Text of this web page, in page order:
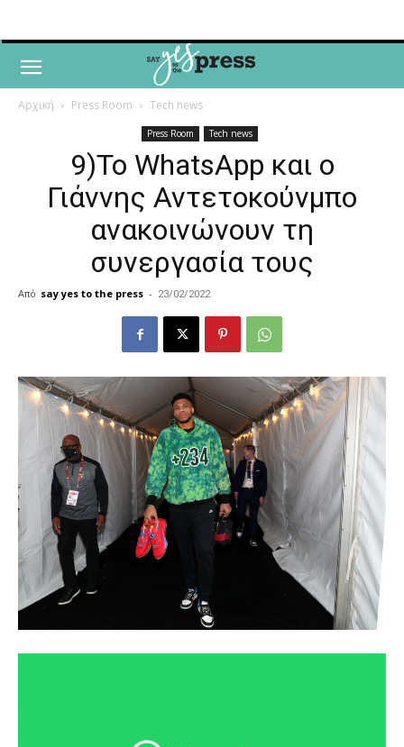
Αρχική Press Room Tech news
Press Room Tech news
9)Το WhatsApp και ο
Γιάννης Αντετοκούνμπο
ανακοινώνουν τη
συνεργασία τους
Από say yes to the press - 23/02/2022